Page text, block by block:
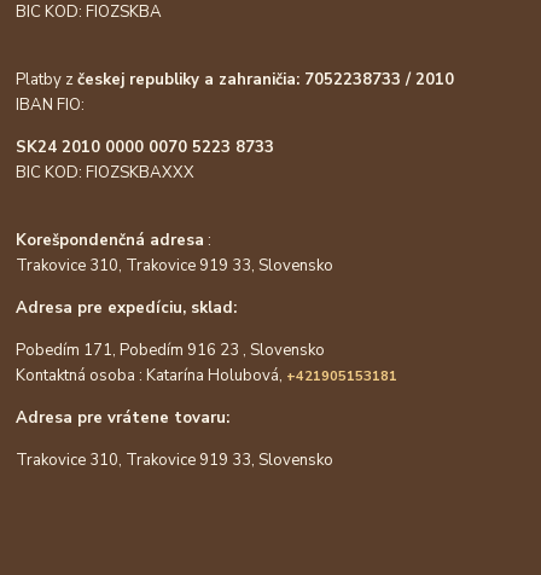
BIC KOD: FIOZSKBA
Platby zčeskej republiky a zahraničia: 7052238733 / 2010
IBAN FIO:
SK24 2010 0000 0070 5223 8733
BIC KOD: FIOZSKBAXXX
Korešpondenčná adresa :
Trakovice 310, Trakovice 919 33, Slovensko
Adresa pre expedíciu, sklad:
Pobedím 171, Pobedím 916 23 , Slovensko
Kontaktná osoba : Katarína Holubová, +421905153181
Adresa pre vrátene tovaru:
Trakovice 310, Trakovice 919 33, Slovensko